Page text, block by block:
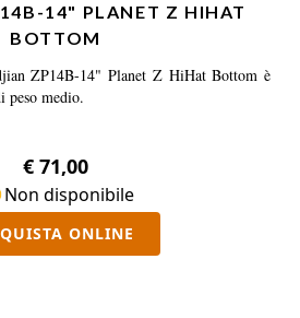
14" PLANET Z HIHAT
BOTTOM
ZP14B-14" Planet Z HiHat Bottom è
peso medio.
€ 71,00
Non disponibile
ONLINE